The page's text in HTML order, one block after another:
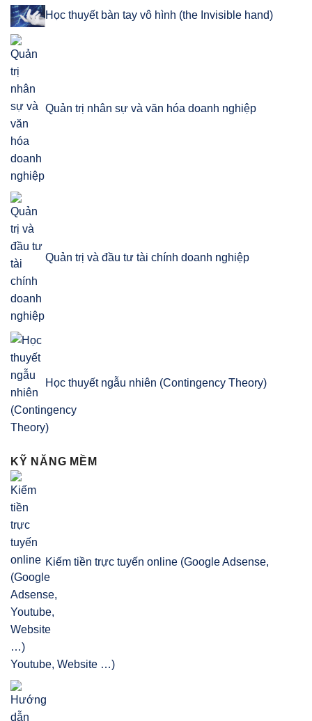
Học thuyết bàn tay vô hình (the Invisible hand)
Quản trị nhân sự và văn hóa doanh nghiệp
Quản trị và đầu tư tài chính doanh nghiệp
Học thuyết ngẫu nhiên (Contingency Theory)
KỸ NĂNG MỀM
Kiếm tiền trực tuyến online (Google Adsense,
Youtube, Website …)